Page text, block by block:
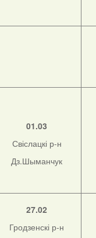
01.03
Свіслацкі р-н
Дз.Шыманчук
27.02
Гродзенскі р-н